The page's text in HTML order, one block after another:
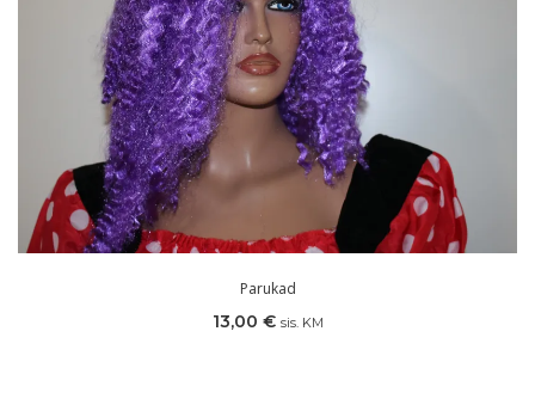
Parukad
13,00 € sis. KM